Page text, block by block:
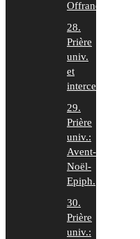
Offrande
28.
Prière
univ.
et
intercession
29.
Prière
univ.:
Avent-
Noël-
Epiph.
30.
Prière
univ.: